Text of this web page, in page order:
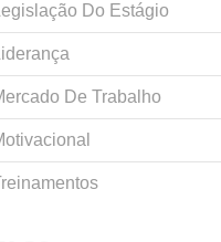
Legislação Do Estágio
Liderança
De Trabalho